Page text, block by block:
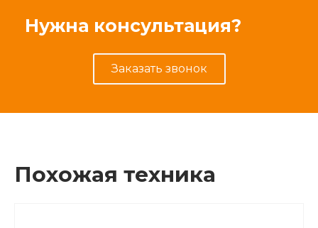
Нужна консультация?
Заказать звонок
Похожая техника